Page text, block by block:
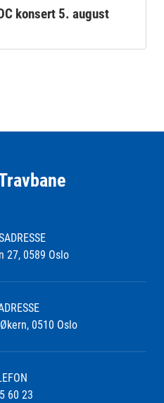
konsert 5. august
27, 0589 Oslo
0510 Oslo
60 23